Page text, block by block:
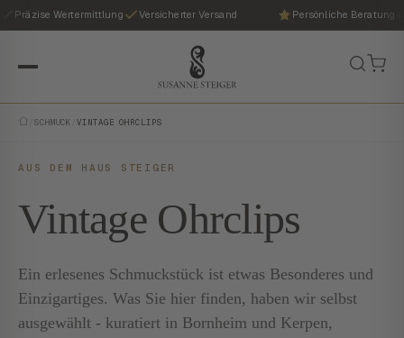
Präzise Wertermittlung Versicherter Versand Persönliche Beratung
SCHMUCK /VINTAGE OHRCLIPS
AUS DEM HAUS STEIGER
Vintage Ohrclips
Ein erlesenes Schmuckstück ist etwas Besonderes und
Einzigartiges. Was Sie hier finden, haben wir selbst
ausgewählt - kuratiert in Bornheim und Kerpen,